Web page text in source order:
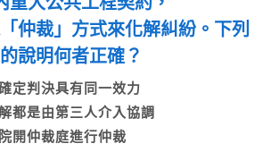
仲裁」方式來化解糾紛。下列
說明何者正確？
定判決具有同一效力
都是由第三人介入協調
開仲裁庭進行仲裁